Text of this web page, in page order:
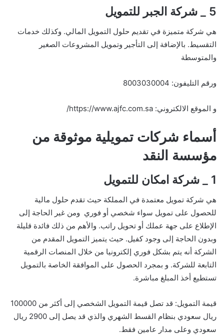
5 _ شركة الجبر للتمويل
هي شركة متميزة في تقديم حلول التمويل المالي. وكذلك خدمات
التقسيط. بالإضافة إلى التأجير وتمويل المشروعات الصغير
والمتوسطة
ورقم التليفون: 8003030004
و الموقع الالكتروني: https://www.ajfc.com.sa/
أسماء شركات تمويلية موثوقة من
مؤسسة النقد
1 _ شركة امكان للتمويل
هي شركة تمويل معتمدة في المملكة حيث تقدم حلول مالية
للحصول على تمويل سواء شخصي أو فوري ومن غير الحاجة إلى
الإطلاع على جهة عملك أو تحويل راتب. والأهم من ذلك فائدة قليلة
وبدون الحاجة إلى وجود كفيل. حيث يتميز التمويل المقدم من
الشركة أنه يتم بشكل فوري إلكترونيا من خلال المنصات الرقمية
التابعة للشركة. و بمجرد الحصول على الموافقة الخاصة بالتمويل
تستطيع أخذ المبلغ مباشرة.
قيمة التمويل: قد تصل قيمة التمويل الشخصي إلى أكثر من 100000
ريال سعودي بنظام القسط الشهري والذي قد يصل إلى 2900 ريال
سعودي وعلى مدار عامين فقط.